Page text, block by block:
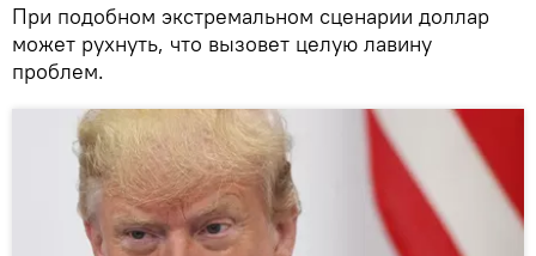
При подобном экстремальном сценарии доллар
может рухнуть, что вызовет целую лавину
проблем.